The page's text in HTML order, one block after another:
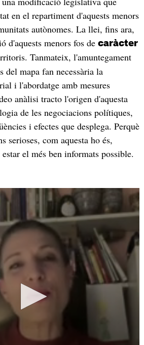
en el repartiment d'aquests menors
autònomes. La llei, fins ara,
d'aquests menors fos de caràcter
Tanmateix, l'amuntegament
del mapa fan necessària la
i l'abordatge amb mesures
anàlisi tracto l'origen d'aquesta
de les negociacions polítiques,
i efectes que desplega. Perquè
serioses, com aquesta ho és,
el més ben informats possible.